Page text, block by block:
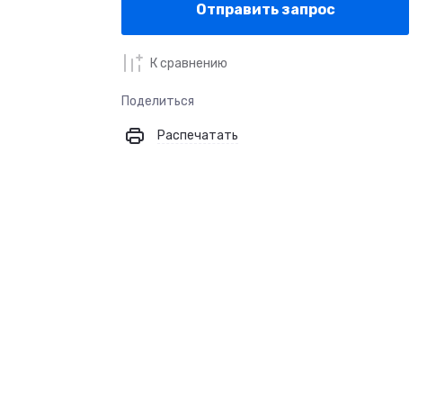
Отправить запрос
К сравнению
Поделиться
Распечатать